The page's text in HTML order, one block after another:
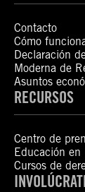
Contacto
Cómo
Declaración
Moderna de
Asuntos
RECURSOS
Centro de
Educación en
Cursos de